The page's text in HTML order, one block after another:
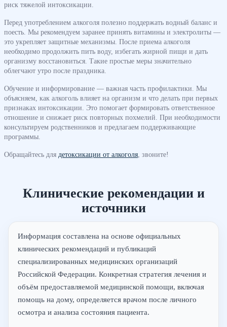
риск тяжелой интоксикации.
Перед употреблением алкоголя полезно поддержать водный баланс и
поесть. Мы рекомендуем заранее принять витамины и электролиты —
это укрепляет защитные механизмы. После приема алкоголя
необходимо продолжить пить воду, избегать жирной пищи и дать
организму восстановиться. Такие простые меры значительно
облегчают утро после праздника.
Обучение и информирование — важная часть профилактики. Мы
объясняем, как алкоголь влияет на организм и что делать при первых
признаках интоксикации. Это помогает формировать ответственное
отношение и снижает риск повторных похмелий. При необходимости
консультируем родственников и предлагаем поддерживающие
программы.
Обращайтесь для детоксикации от алкоголя , звоните!
Клинические рекомендации и
источники
Информация составлена на основе официальных
клинических рекомендаций и публикаций
специализированных медицинских организаций
Российской Федерации. Конкретная стратегия лечения и
объём предоставляемой медицинской помощи, включая
помощь на дому, определяется врачом после личного
осмотра и анализа состояния пациента.